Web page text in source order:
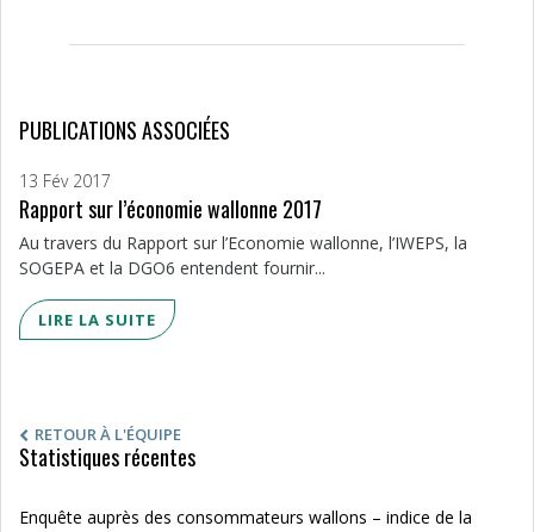
PUBLICATIONS ASSOCIÉES
13 Fév 2017
Rapport sur l’économie wallonne 2017
Au travers du Rapport sur l’Economie wallonne, l’IWEPS, la
SOGEPA et la DGO6 entendent fournir...
LIRE LA SUITE
RETOUR À L'ÉQUIPE
Statistiques récentes
Enquête auprès des consommateurs wallons – indice de la